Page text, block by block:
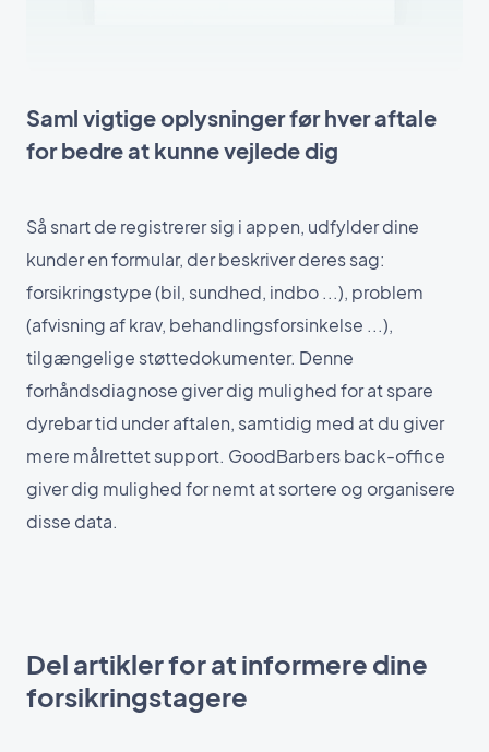
Saml vigtige oplysninger før hver aftale
for bedre at kunne vejlede dig
Så snart de registrerer sig i appen, udfylder dine
kunder en formular, der beskriver deres sag:
forsikringstype (bil, sundhed, indbo ...), problem
(afvisning af krav, behandlingsforsinkelse ...),
tilgængelige støttedokumenter. Denne
forhåndsdiagnose giver dig mulighed for at spare
dyrebar tid under aftalen, samtidig med at du giver
mere målrettet support. GoodBarbers back-office
giver dig mulighed for nemt at sortere og organisere
disse data.
Del artikler for at informere dine
forsikringstagere